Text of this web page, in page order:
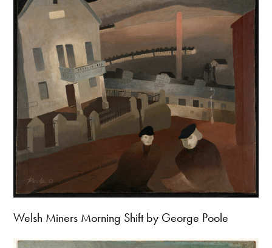
Welsh Miners Morning Shift by George Poole